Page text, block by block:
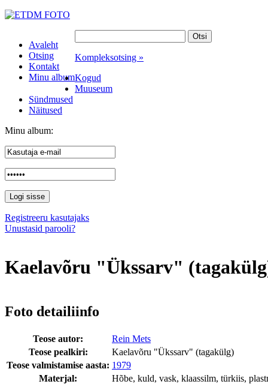
Avaleht
Otsing
Kontakt
Minu album
Kompleksotsing »
Kogud
Muuseum
Sündmused
Näitused
Minu album:
Registreeru kasutajaks
Unustasid parooli?
Kaelavõru "Ükssarv"
Foto detailiinfo
Teose autor:
Rein Mets
Teose pealkiri:
Kaelavõru "Ükssarv" (tagakülg)
Teose valmistamise aasta: 1979
Materjal:
Hõbe, kuld, vask, klaassilm, türkiis,